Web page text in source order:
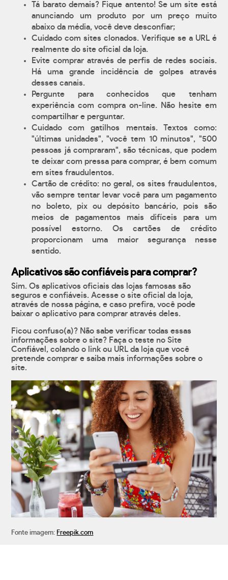
Tá barato demais? Fique antento! Se um site está
anunciando um produto por um preço muito
abaixo da média, você deve desconfiar;
Cuidado com sites clonados. Verifique se a URL é
realmente do site oficial da loja.
Evite comprar através de perfis de redes sociais.
Há uma grande incidência de golpes através
desses canais.
Pergunte para conhecidos que tenham
experiência com compra on-line. Não hesite em
compartilhar e perguntar.
Cuidado com gatilhos mentais. Textos como:
"últimas unidades", "você tem 10 minutos", "500
pessoas já compraram", são técnicas, que podem
te deixar com pressa para comprar, é bem comum
em sites fraudulentos.
Cartão de crédito: no geral, os sites fraudulentos,
vão sempre tentar levar você para um pagamento
no boleto, pix ou depósito bancário, pois são
meios de pagamentos mais difíceis para um
possível estorno. Os cartões de crédito
proporcionam uma maior segurança nesse
sentido.
Aplicativos são confiáveis para comprar?
Sim. Os aplicativos oficiais das lojas famosas são
seguros e confiáveis. Acesse o site oficial da loja,
através de nossa página, e caso prefira, você pode
baixar o aplicativo para comprar através deles.
Ficou confuso(a)? Não sabe verificar todas essas
informações sobre o site? Faça o teste no Site
Confiável, colando o link ou URL da loja que você
pretende comprar e saiba mais informações sobre o
site.
Fonte imagem: Freepik.com